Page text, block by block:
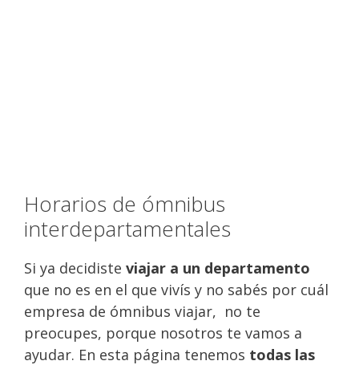
Horarios de ómnibus
interdepartamentales
Si ya decidiste viajar a un departamento
que no es en el que vivís y no sabés por cuál
empresa de ómnibus viajar, no te
preocupes, porque nosotros te vamos a
ayudar. En esta página tenemos todas las